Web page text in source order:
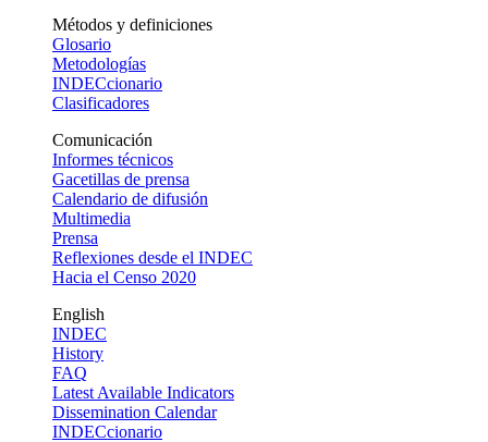
Métodos y definiciones
Glosario
Metodologías
INDECcionario
Clasificadores
Comunicación
Informes técnicos
Gacetillas de prensa
Calendario de difusión
Multimedia
Prensa
Reflexiones desde el INDEC
Hacia el Censo 2020
English
INDEC
History
FAQ
Latest Available Indicators
Dissemination Calendar
INDECcionario